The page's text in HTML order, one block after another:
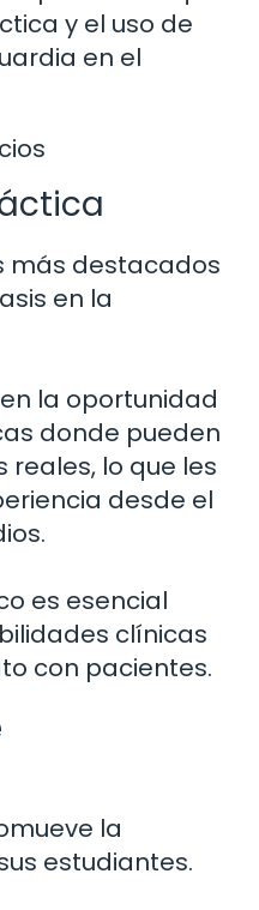
y el uso de
en el
más destacados
en la
la oportunidad
donde pueden
lo que les
desde el
es esencial
clínicas
con pacientes.
la
estudiantes.